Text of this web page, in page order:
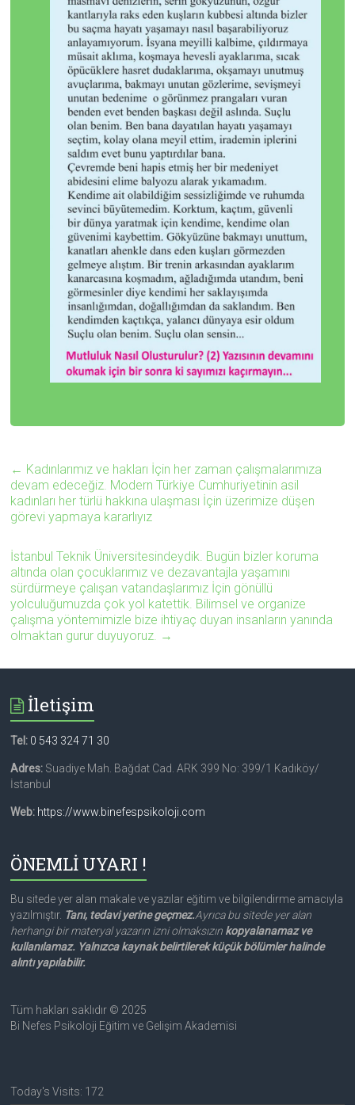
← Kadınlarımız ve hakları İçin her zaman çalışmalarımıza
devam edeceğiz. Modern Türkiye Cumhuriyetinin asil
kadınları her türlü hakkına ulaşması İçin üzerimize düşen
görevi yapmaya kararlıyız
İstanbul Teknik Üniversitesindeydik. Bugün bizler koruma
altında olan çocuklarımız ve dezavantajla yaşamını
sürdürmeye çalışan vatandaşlarımız İçin gönüllü
yolculuğumuzda çok yol katettik. Bilimsel ve organize
çalışma yöntemimizle bize ihtiyaç duyan insanların yanında
olmaktan gurur duyuyoruz. →
İletişim
Tel: 0 543 324 71 30
Adres: Suadiye Mah. Bağdat Cad. ARK 399 No: 399/1 Kadıköy/
İstanbul
Web: https://www.binefespsikoloji.com
ÖNEMLİ UYARI !
Bu sitede yer alan makale ve yazılar eğitim ve bilgilendirme amacıyla
yazılmıştır. Tanı, tedavi yerine geçmez.Ayrıca bu sitede yer alan
herhangi bir materyal yazarın izni olmaksızın kopyalanamaz ve
kullanılamaz. Yalnızca kaynak belirtilerek küçük bölümler halinde
alıntı yapılabilir.
Tüm hakları saklıdır © 2025
Bi Nefes Psikoloji Eğitim ve Gelişim Akademisi
Today's Visits: 172